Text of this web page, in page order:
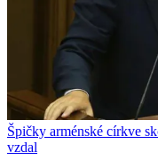
Špičky arménské církve
vzdal